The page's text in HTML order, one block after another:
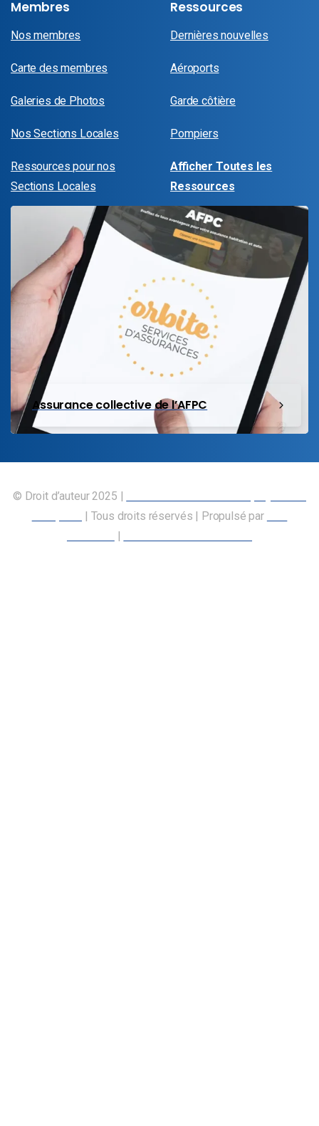
Membres
Nos membres
Carte des membres
Galeries de Photos
Nos Sections Locales
Ressources pour nos
Sections Locales
Ressources
Dernières nouvelles
Aéroports
Garde côtière
Pompiers
Afficher Toutes les
Ressources
Assurance collective de l’AFPC
© Droit d’auteur 2025 |
| Tous droits réservés | Propulsé par
|